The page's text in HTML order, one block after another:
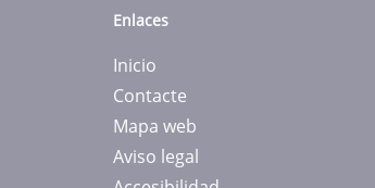
Enlaces
Inicio
Contacte
Mapa web
Aviso legal